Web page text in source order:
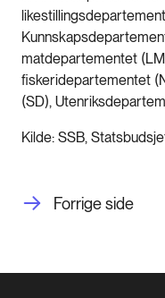
matdepartementet
fiskeridepartementet
(SD),
Kilde: SSB,
Forrige side